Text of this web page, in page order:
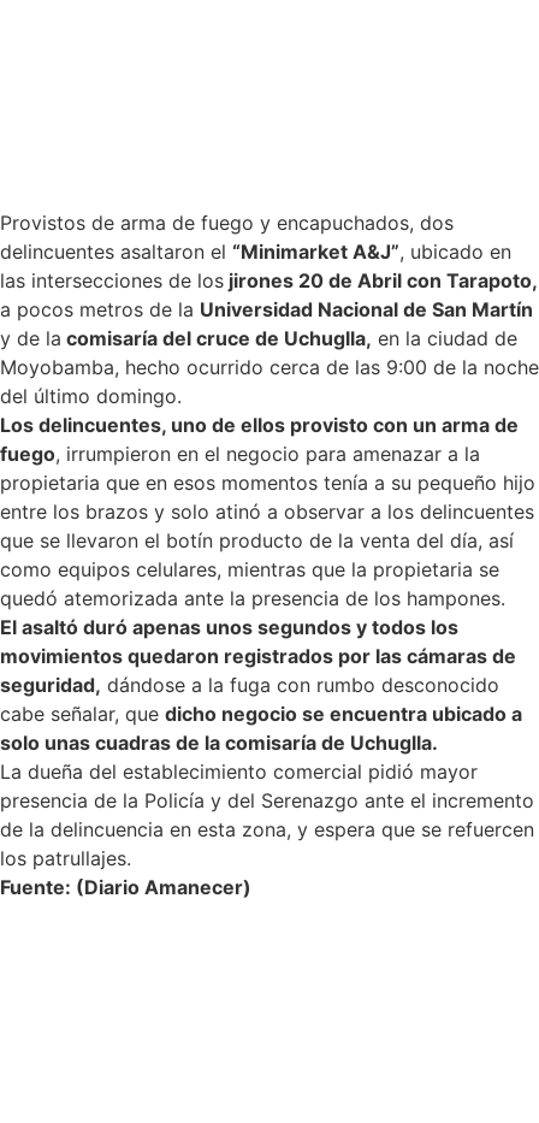
Provistos de arma de fuego y encapuchados, dos
delincuentes asaltaron el “Minimarket A&J”, ubicado en
las intersecciones de los jirones 20 de Abril con Tarapoto,
a pocos metros de la Universidad Nacional de San Martín
y de la comisaría del cruce de Uchuglla, en la ciudad de
Moyobamba, hecho ocurrido cerca de las 9:00 de la noche
del último domingo.
Los delincuentes, uno de ellos provisto con un arma de
fuego, irrumpieron en el negocio para amenazar a la
propietaria que en esos momentos tenía a su pequeño hijo
entre los brazos y solo atinó a observar a los delincuentes
que se llevaron el botín producto de la venta del día, así
como equipos celulares, mientras que la propietaria se
quedó atemorizada ante la presencia de los hampones.
El asaltó duró apenas unos segundos y todos los
movimientos quedaron registrados por las cámaras de
seguridad, dándose a la fuga con rumbo desconocido
cabe señalar, que dicho negocio se encuentra ubicado a
solo unas cuadras de la comisaría de Uchuglla.
La dueña del establecimiento comercial pidió mayor
presencia de la Policía y del Serenazgo ante el incremento
de la delincuencia en esta zona, y espera que se refuercen
los patrullajes.
Fuente: (Diario Amanecer)